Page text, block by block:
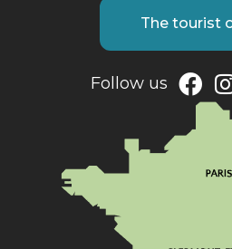
The tourist
Follow us